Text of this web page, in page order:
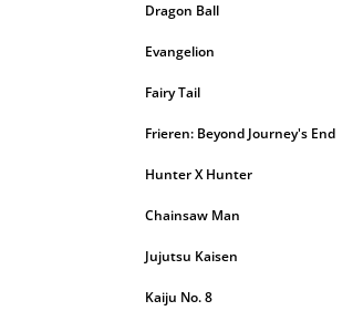
Dragon Ball
Evangelion
Fairy Tail
Frieren: Beyond Journey's End
Hunter X Hunter
Chainsaw Man
Jujutsu Kaisen
Kaiju No. 8